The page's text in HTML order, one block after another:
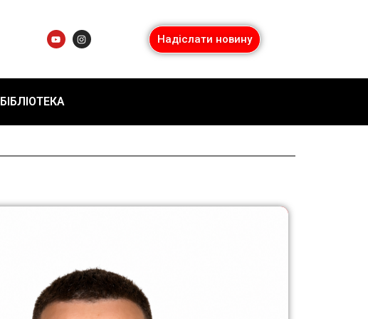
Надіслати новину
БІБЛІОТЕКА